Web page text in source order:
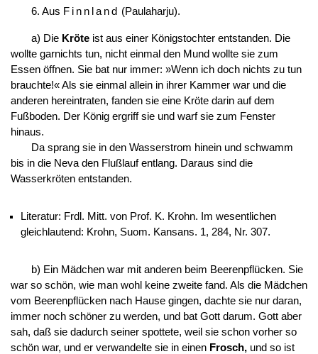
6. Aus Finnland (Paulaharju).
a) Die Kröteist aus einer Königstochter entstanden. Die
wollte garnichts tun, nicht einmal den Mund wollte sie zum
Essen öffnen. Sie bat nur immer: »Wenn ich doch nichts zu tun
brauchte!« Als sie einmal allein in ihrer Kammer war und die
anderen hereintraten, fanden sie eine Kröte darin auf dem
Fußboden. Der König ergriff sie und warf sie zum Fenster
hinaus.
Da sprang sie in den Wasserstrom hinein und schwamm
bis in die Neva den Flußlauf entlang. Daraus sind die
Wasserkröten entstanden.
Literatur: Frdl. Mitt. von Prof. K. Krohn. Im wesentlichen
gleichlautend: Krohn, Suom. Kansans. 1, 284, Nr. 307.
b) Ein Mädchen war mit anderen beim Beerenpflücken. Sie
war so schön, wie man wohl keine zweite fand. Als die Mädchen
vom Beerenpflücken nach Hause gingen, dachte sie nur daran,
immer noch schöner zu werden, und bat Gott darum. Gott aber
sah, daß sie dadurch seiner spottete, weil sie schon vorher so
schön war, und er verwandelte sie in einen Frosch,und so ist